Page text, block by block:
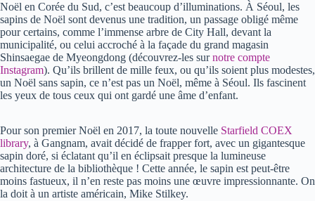
Noël en Corée du Sud, c’est beaucoup d’illuminations. À Séoul, les
sapins de Noël sont devenus une tradition, un passage obligé même
pour certains, comme l’immense arbre de City Hall, devant la
municipalité, ou celui accroché à la façade du grand magasin
Shinsaegae de Myeongdong (découvrez-les surnotre compte
Instagram). Qu’ils brillent de mille feux, ou qu’ils soient plus modestes,
un Noël sans sapin, ce n’est pas un Noël, même à Séoul. Ils fascinent
les yeux de tous ceux qui ont gardé une âme d’enfant.
Pour son premier Noël en 2017, la toute nouvelle Starfield COEX
library, à Gangnam, avait décidé de frapper fort, avec un gigantesque
sapin doré, si éclatant qu’il en éclipsait presque la lumineuse
architecture de la bibliothèque ! Cette année, le sapin est peut-être
moins fastueux, il n’en reste pas moins une œuvre impressionnante. On
la doit à un artiste américain, Mike Stilkey.